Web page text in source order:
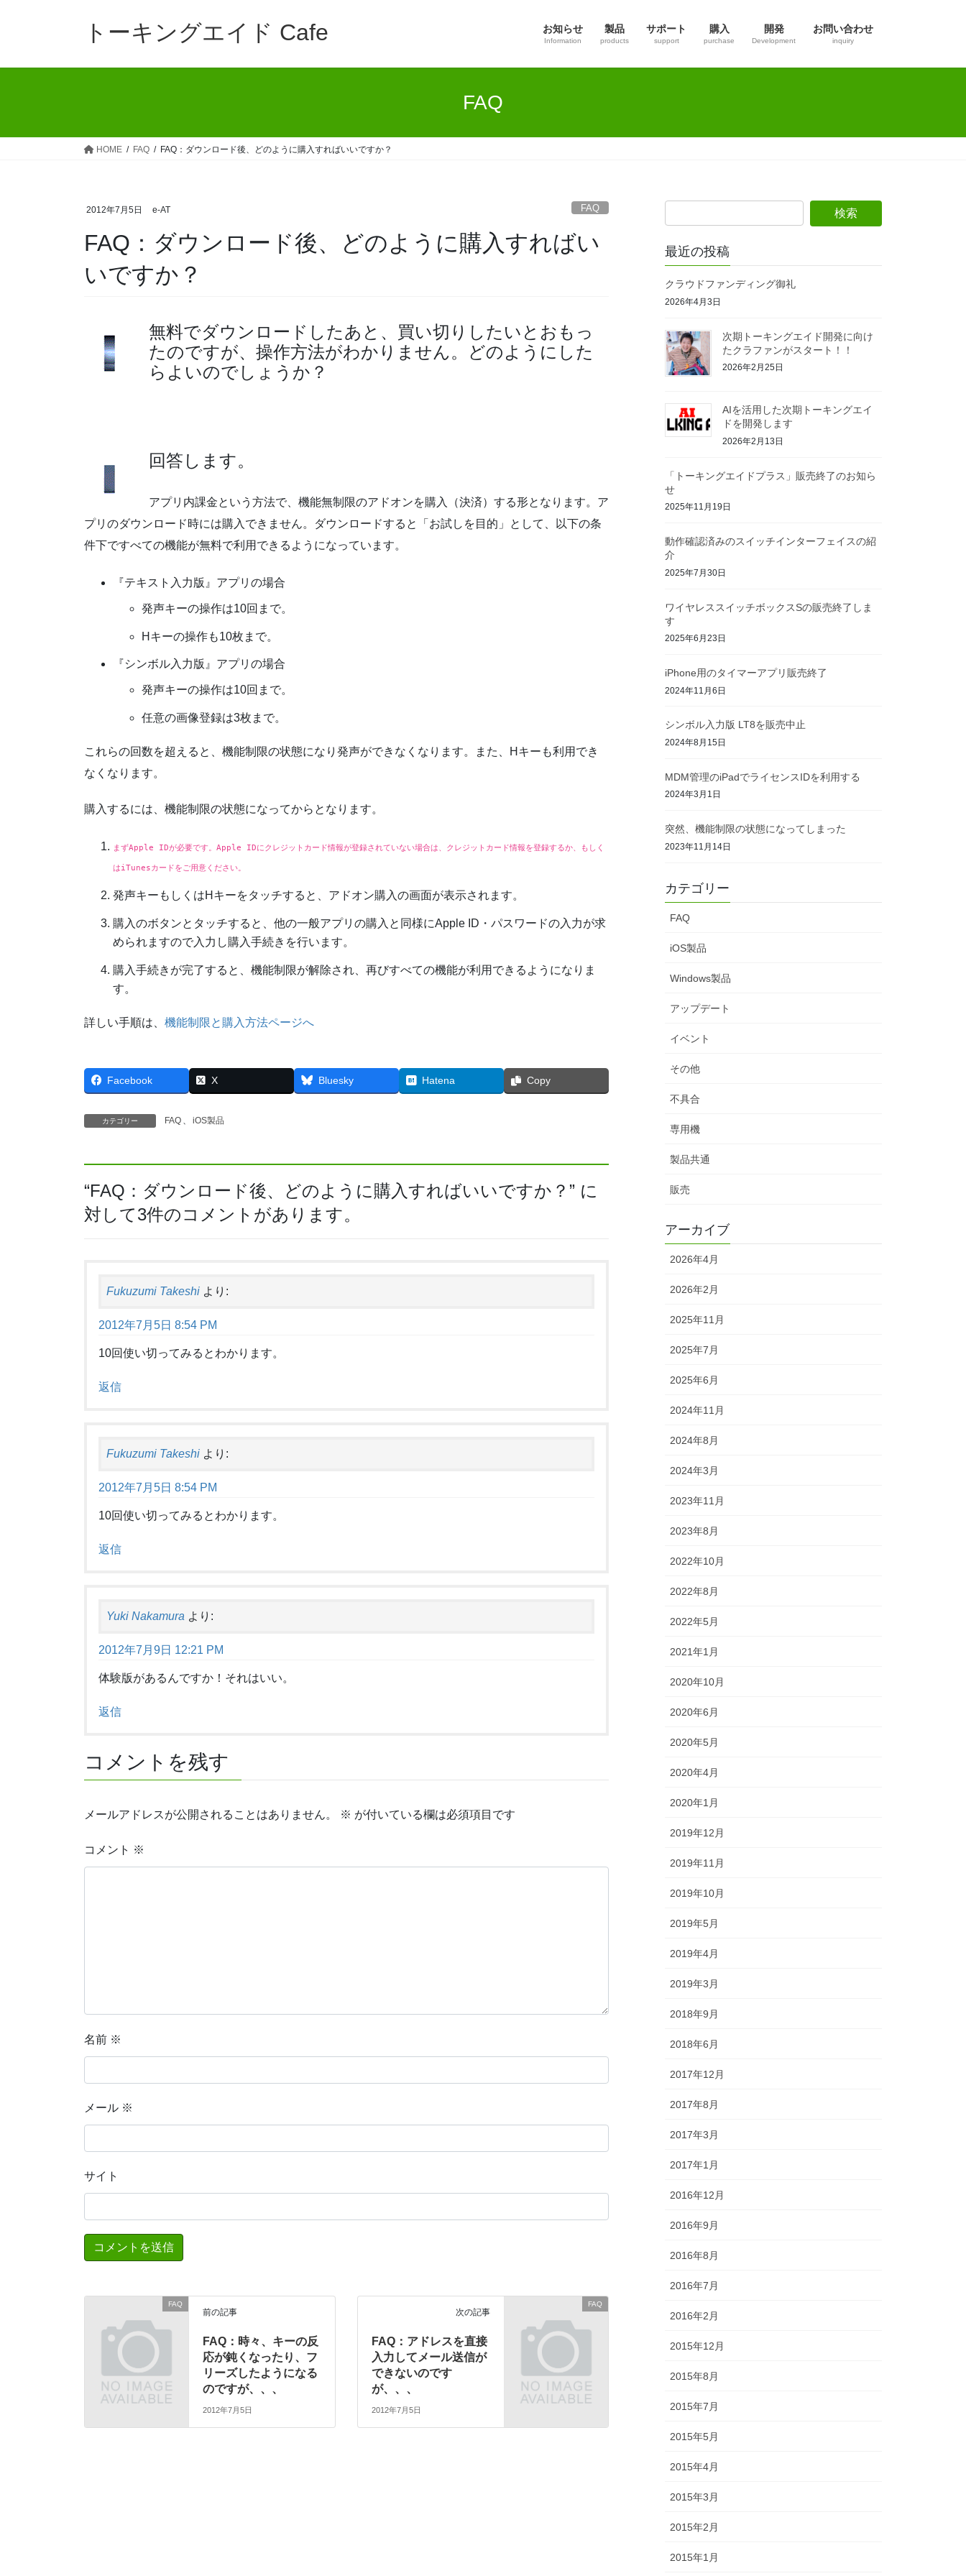
トーキングエイド Cafe お知らせ
Information
製品
products
サポート
support
購入
purchase
開発
Development
お問い合わせ
inquiry
FAQ
HOME FAQ FAQ：ダウンロード後、どのように購入すればいいですか？
2012年7月5日 e-AT FAQ
FAQ：ダウンロード後、どのように購入すればい
いですか？
無料でダウンロードしたあと、買い切りしたいとおもっ
たのですが、操作方法がわかりません。どのようにした
らよいのでしょうか？
回答します。
アプリ内課金という方法で、機能無制限のアドオンを購入（決済）する形となります。ア
プリのダウンロード時には購入できません。ダウンロードすると「お試しを目的」として、以下の条
件下ですべての機能が無料で利用できるようになっています。
『テキスト入力版』アプリの場合
発声キーの操作は10回まで。
Hキーの操作も10枚まで。
『シンボル入力版』アプリの場合
発声キーの操作は10回まで。
任意の画像登録は3枚まで。
これらの回数を超えると、機能制限の状態になり発声ができなくなります。また、Hキーも利用でき
なくなります。
購入するには、機能制限の状態になってからとなります。
まずApple IDが必要です。Apple IDにクレジットカード情報が登録されていない場合は、クレジットカード情報を登録するか、もしく
はiTunesカードをご用意ください。
発声キーもしくはHキーをタッチすると、アドオン購入の画面が表示されます。
購入のボタンとタッチすると、他の一般アプリの購入と同様にApple ID・パスワードの入力が求
められますので入力し購入手続きを行います。
購入手続きが完了すると、機能制限が解除され、再びすべての機能が利用できるようになりま
す。
詳しい手順は、 機能制限と購入方法ページへ
Facebook X Bluesky Hatena Copy
カテゴリー FAQ 、 iOS製品
“FAQ：ダウンロード後、どのように購入すればいいですか？ ” に
対して3件のコメントがあります。
Fukuzumi Takeshi より:
2012年7月5日 8:54 PM
10回使い切ってみるとわかります。
返信
Fukuzumi Takeshi より:
2012年7月5日 8:54 PM
10回使い切ってみるとわかります。
返信
Yuki Nakamura より:
2012年7月9日 12:21 PM
体験版があるんですか！それはいい。
返信
コメントを残す
メールアドレスが公開されることはありません。 ※ が付いている欄は必須項目です
コメント ※
名前 ※
メール ※
サイト
FAQ
前の記事
FAQ：時々、キーの反
応が鈍くなったり、フ
リーズしたようになる
のですが、、、
2012年7月5日
FAQ
次の記事
FAQ：アドレスを直接
入力してメール送信が
できないのです
が、、、
2012年7月5日
最近の投稿
クラウドファンディング御礼
2026年4月3日
次期トーキングエイド開発に向け
たクラファンがスタート！！
2026年2月25日
AIを活用した次期トーキングエイ
ドを開発します
2026年2月13日
「トーキングエイドプラス」販売終了のお知ら
せ
2025年11月19日
動作確認済みのスイッチインターフェイスの紹
介
2025年7月30日
ワイヤレススイッチボックスSの販売終了しま
す
2025年6月23日
iPhone用のタイマーアプリ販売終了
2024年11月6日
シンボル入力版 LT8を販売中止
2024年8月15日
MDM管理のiPadでライセンスIDを利用する
2024年3月1日
突然、機能制限の状態になってしまった
2023年11月14日
カテゴリー
FAQ
iOS製品
Windows製品
アップデート
イベント
その他
不具合
専用機
製品共通
販売
アーカイブ
2026年4月
2026年2月
2025年11月
2025年7月
2025年6月
2024年11月
2024年8月
2024年3月
2023年11月
2023年8月
2022年10月
2022年8月
2022年5月
2021年1月
2020年10月
2020年6月
2020年5月
2020年4月
2020年1月
2019年12月
2019年11月
2019年10月
2019年5月
2019年4月
2019年3月
2018年9月
2018年6月
2017年12月
2017年8月
2017年3月
2017年1月
2016年12月
2016年9月
2016年8月
2016年7月
2016年2月
2015年12月
2015年8月
2015年7月
2015年5月
2015年4月
2015年3月
2015年2月
2015年1月